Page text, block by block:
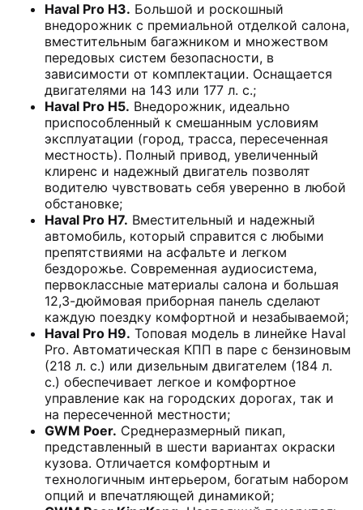
Haval Pro H3. Большой и роскошный
внедорожник с премиальной отделкой салона,
вместительным багажником и множеством
передовых систем безопасности, в
зависимости от комплектации. Оснащается
двигателями на 143 или 177 л. с.;
Haval Pro H5. Внедорожник, идеально
приспособленный к смешанным условиям
эксплуатации (город, трасса, пересеченная
местность). Полный привод, увеличенный
клиренс и надежный двигатель позволят
водителю чувствовать себя уверенно в любой
обстановке;
Haval Pro H7. Вместительный и надежный
автомобиль, который справится с любыми
препятствиями на асфальте и легком
бездорожье. Современная аудиосистема,
первоклассные материалы салона и большая
12,3-дюймовая приборная панель сделают
каждую поездку комфортной и незабываемой;
Haval Pro H9. Топовая модель в линейке Haval
Pro. Автоматическая КПП в паре с бензиновым
(218 л. с.) или дизельным двигателем (184 л.
с.) обеспечивает легкое и комфортное
управление как на городских дорогах, так и
на пересеченной местности;
GWM Poer. Среднеразмерный пикап,
представленный в шести вариантах окраски
кузова. Отличается комфортным и
технологичным интерьером, богатым набором
опций и впечатляющей динамикой;